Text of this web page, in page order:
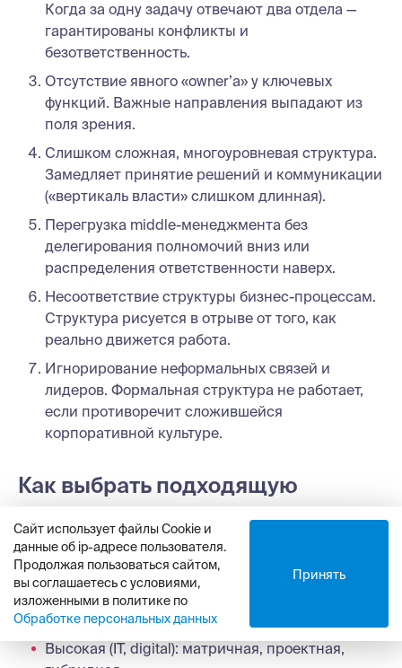
Сайт использует файлы Cookie и
данные об ip-адресе пользователя.
Продолжая пользоваться сайтом,
вы соглашаетесь с условиями,
изложенными в политике по
Обработке персональных данных
Принять
Когда за одну задачу отвечают два отдела —
гарантированы конфликты и
безответственность.
Отсутствие явного «owner’а» у ключевых
функций. Важные направления выпадают из
поля зрения.
Слишком сложная, многоуровневая структура.
Замедляет принятие решений и коммуникации
(«вертикаль власти» слишком длинная).
Перегрузка middle-менеджмента без
делегирования полномочий вниз или
распределения ответственности наверх.
Несоответствие структуры бизнес-процессам.
Структура рисуется в отрыве от того, как
реально движется работа.
Игнорирование неформальных связей и
лидеров. Формальная структура не работает,
если противоречит сложившейся
корпоративной культуре.
Как выбрать подходящую
Руководствуйтесь ключевыми критериями вашего
бизнеса:
1.Скорость изменений (динамика рынка):
Высокая (IT, digital): матричная, проектная,